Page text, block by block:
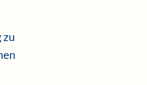
zu